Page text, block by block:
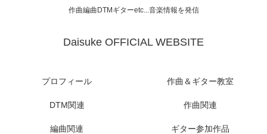
作曲編曲DTMギターetc...音楽情報を発信
Daisuke OFFICIAL WEBSITE
プロフィール 作曲＆ギター教室
DTM関連 作曲関連
編曲関連 ギター参加作品